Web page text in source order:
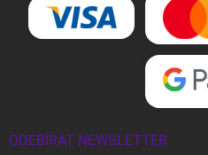
ODEBÍRAT NEWSLETTER